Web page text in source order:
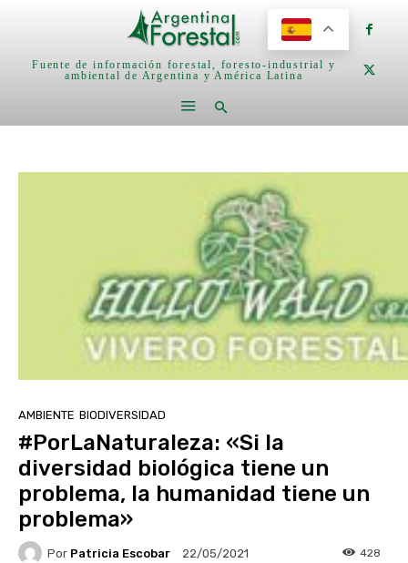
Fuente de información forestal, foresto-industrial y
ambiental de Argentina y América Latina
AMBIENTE BIODIVERSIDAD
#PorLaNaturaleza: «Si la
diversidad biológica tiene un
problema, la humanidad tiene un
problema»
Por Patricia Escobar 22/05/2021 428